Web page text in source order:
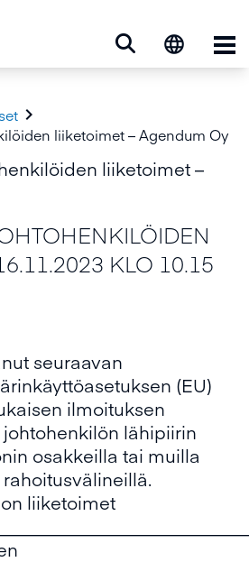

liiketoimet – Agendum Oy
liiketoimet –
KLO 10.15
seuraavan
(EU)
ilmoituksen
lähipiirin
osakkeilla tai muilla
liiketoimet